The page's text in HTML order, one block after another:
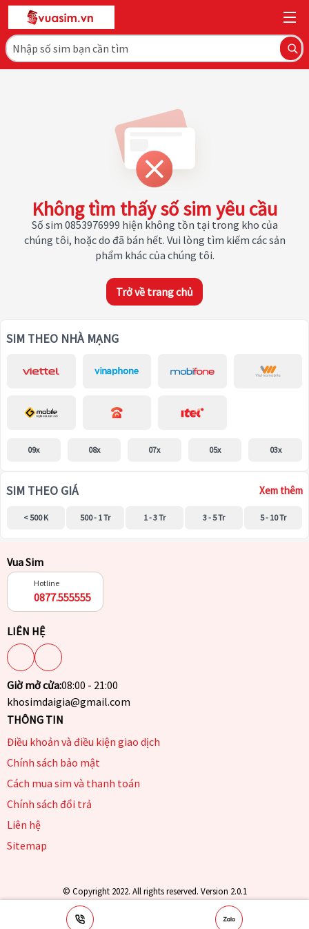
Không tìm thấy số sim yêu cầu
Số sim 0853976999 hiện không tồn tại trong kho của
chúng tôi, hoặc do đã bán hết. Vui lòng tìm kiếm các sản
phẩm khác của chúng tôi.
Trở về trang chủ
SIM THEO NHÀ MẠNG
09x 08x 07x 05x 03x
SIM THEO GIÁ Xem thêm
< 500 K 500 - 1 Tr 1 - 3 Tr 3 - 5 Tr 5 - 10 Tr
Vua Sim
Hotline
0877.555555
LIÊN HỆ
Giờ mở cửa:08:00 - 21:00
khosimdaigia@gmail.com
THÔNG TIN
Điều khoản và điều kiện giao dịch
Chính sách bảo mật
Cách mua sim và thanh toán
Chính sách đổi trả
Liên hệ
Sitemap
© Copyright 2022. All rights reserved. Version 2.0.1